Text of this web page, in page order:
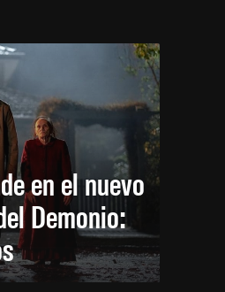
en el nuevo
Demonio: